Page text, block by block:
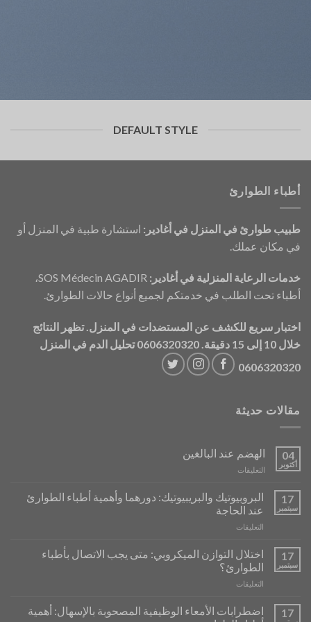
DEFAULT STYLE
أطباء الطوارئ
طبيب طوارئ في المنزل في أغادير: استشارة طبية في المنزل أو
في مكان عملك.
خدمات الرعاية المنزلية في أغادير:
SOS Médecin AGADIR،
أطباء تحت الطلب في خدمتكم لجميع أنواع حالات الطوارئ.
اختبار سريع للكشف عن المستضدات في المنزل. تظهر النتائج
خلال 10 إلى 15 دقيقة. 0606320320
تحليل الدم في المنزل
0606320320
مقالات حديثة
04
أكتوبر
الهضم عند البالغين
التعليقات
Digestion
chez
l’Adulte
مغلقة
17
سبتمبر
البروبيوتيك والبريبيوتيك: دورهما وأهمية أطباء الطوارئ
عند الحاجة
التعليقات
et
Prébiotiques
:
et
l’Importance
17
سبتمبر
اختلال التوازن الميكروبي: متى يجب الاتصال بأطباء
الطوارئ؟
التعليقات
Microbiens
:
17
اضطرابات الأمعاء الوظيفية المصحوبة بالإسهال: أهمية